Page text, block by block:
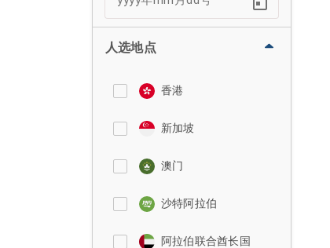
人选地点
香港
新加坡
澳门
沙特阿拉伯
阿拉伯联合酋长国